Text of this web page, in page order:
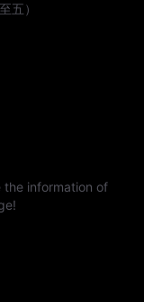
五）
the information of